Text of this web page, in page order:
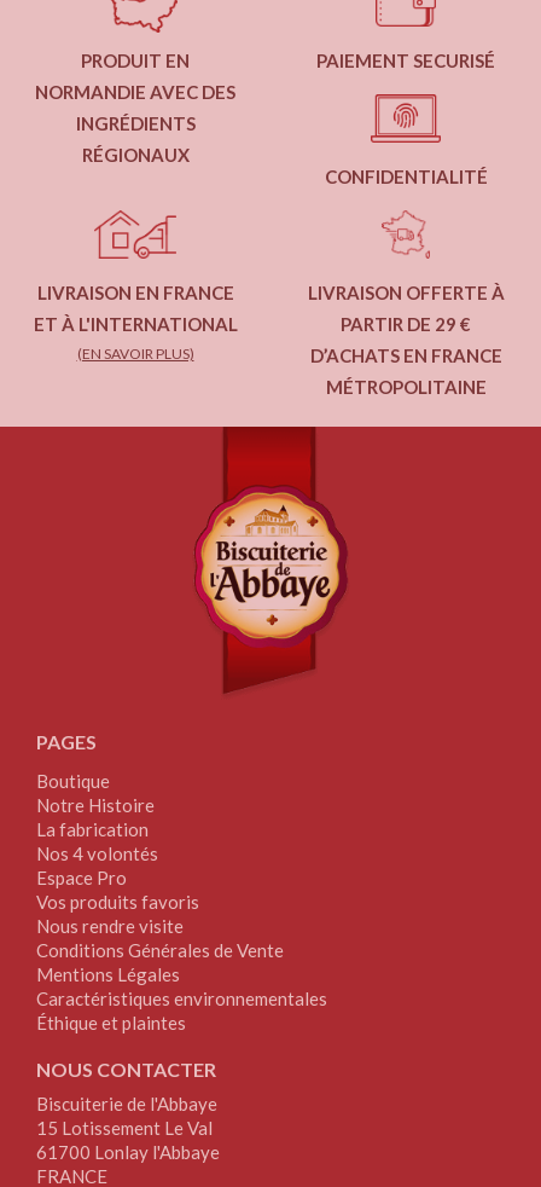
PRODUIT EN
NORMANDIE AVEC DES
INGRÉDIENTS
RÉGIONAUX
PAIEMENT SECURISÉ
CONFIDENTIALITÉ
LIVRAISON EN FRANCE
ET À L'INTERNATIONAL
(EN SAVOIR PLUS)
LIVRAISON OFFERTE À
PARTIR DE 29 €
D’ACHATS EN FRANCE
MÉTROPOLITAINE
PAGES
Boutique
Notre Histoire
La fabrication
Nos 4 volontés
Espace Pro
Vos produits favoris
Nous rendre visite
Conditions Générales de Vente
Mentions Légales
Caractéristiques environnementales
Éthique et plaintes
NOUS CONTACTER
Biscuiterie de l'Abbaye
15 Lotissement Le Val
61700 Lonlay l'Abbaye
FRANCE